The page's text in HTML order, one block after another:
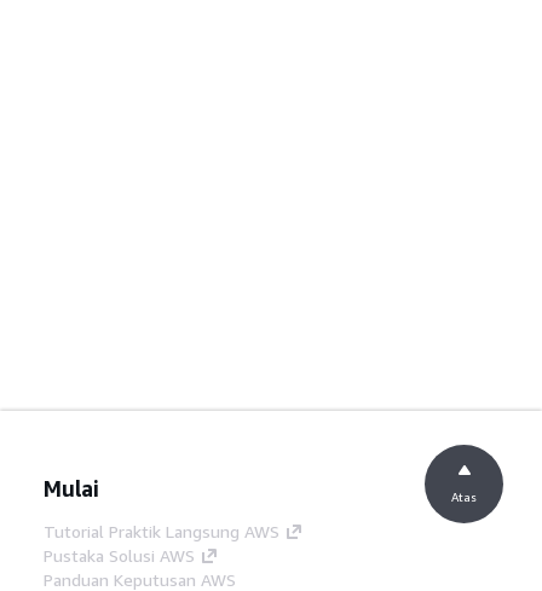
Mulai
Tutorial Praktik Langsung AWS
Pustaka Solusi AWS
Panduan Keputusan AWS
Atas